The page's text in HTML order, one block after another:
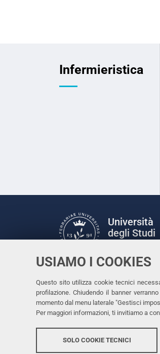
USIAMO I COOKIES
Questo sito utilizza cookie tecnici
profilazione. Chiudendo il banner
momento dal menu laterale "Gestisci
Per maggiori informazioni, ti invitiamo a
SOLO COOKIE TECNICI
Infermieristica
Università
degli Studi
Facebook
Linkedin